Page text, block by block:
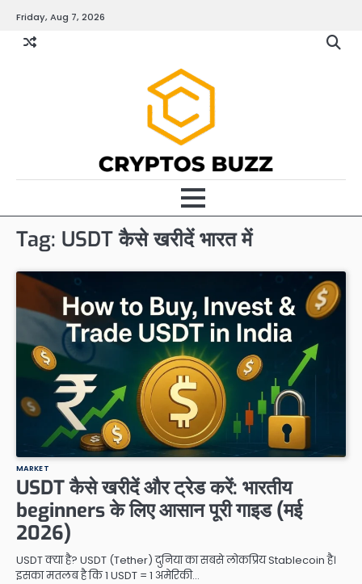
content
Friday, Aug 7, 2026
Tag: USDT कैसे खरीदें भारत में
MARKET
USDT कैसे खरीदें और ट्रेड करें: भारतीय
beginners के लिए आसान पूरी गाइड (मई
2026)
USDT क्या है? USDT (Tether) दुनिया का सबसे लोकप्रिय Stablecoin है।
इसका मतलब है कि 1 USDT = 1 अमेरिकी…